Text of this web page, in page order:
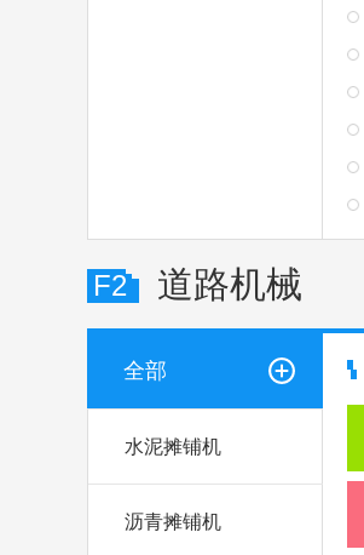
F2 道路机械
全部
水泥摊铺机
沥青摊铺机